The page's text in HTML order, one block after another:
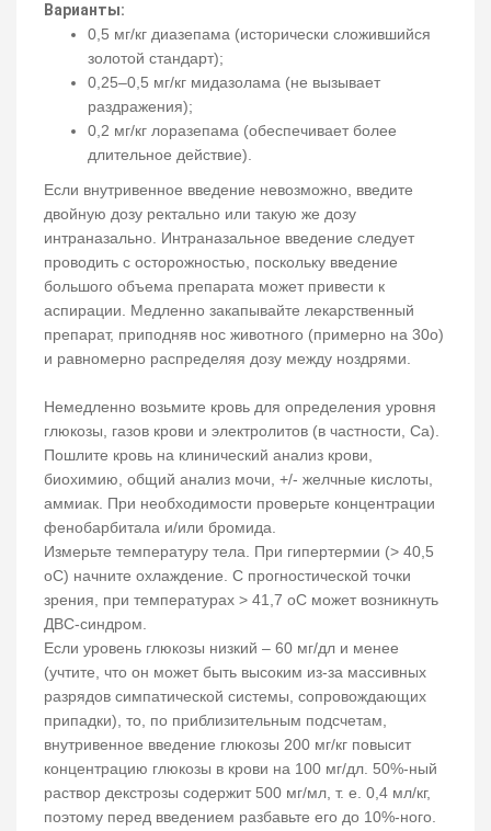
Варианты:
0,5 мг/кг диазепама (исторически сложившийся
золотой стандарт);
0,25–0,5 мг/кг мидазолама (не вызывает
раздражения);
0,2 мг/кг лоразепама (обеспечивает более
длительное действие).
Если внутривенное введение невозможно, введите
двойную дозу ректально или такую же дозу
интраназально. Интраназальное введение следует
проводить с осторожностью, поскольку введение
большого объема препарата может привести к
аспирации. Медленно закапывайте лекарственный
препарат, приподняв нос животного (примерно на 30о)
и равномерно распределяя дозу между ноздрями.
Немедленно возьмите кровь для определения уровня
глюкозы, газов крови и электролитов (в частности, Са).
Пошлите кровь на клинический анализ крови,
биохимию, общий анализ мочи, +/- желчные кислоты,
аммиак. При необходимости проверьте концентрации
фенобарбитала и/или бромида.
Измерьте температуру тела. При гипертермии (> 40,5
oС) начните охлаждение. С прогностической точки
зрения, при температурах > 41,7 oС может возникнуть
ДВС-синдром.
Если уровень глюкозы низкий – 60 мг/дл и менее
(учтите, что он может быть высоким из-за массивных
разрядов симпатической системы, сопровождающих
припадки), то, по приблизительным подсчетам,
внутривенное введение глюкозы 200 мг/кг повысит
концентрацию глюкозы в крови на 100 мг/дл. 50%-ный
раствор декстрозы содержит 500 мг/мл, т. е. 0,4 мл/кг,
поэтому перед введением разбавьте его до 10%-ного.